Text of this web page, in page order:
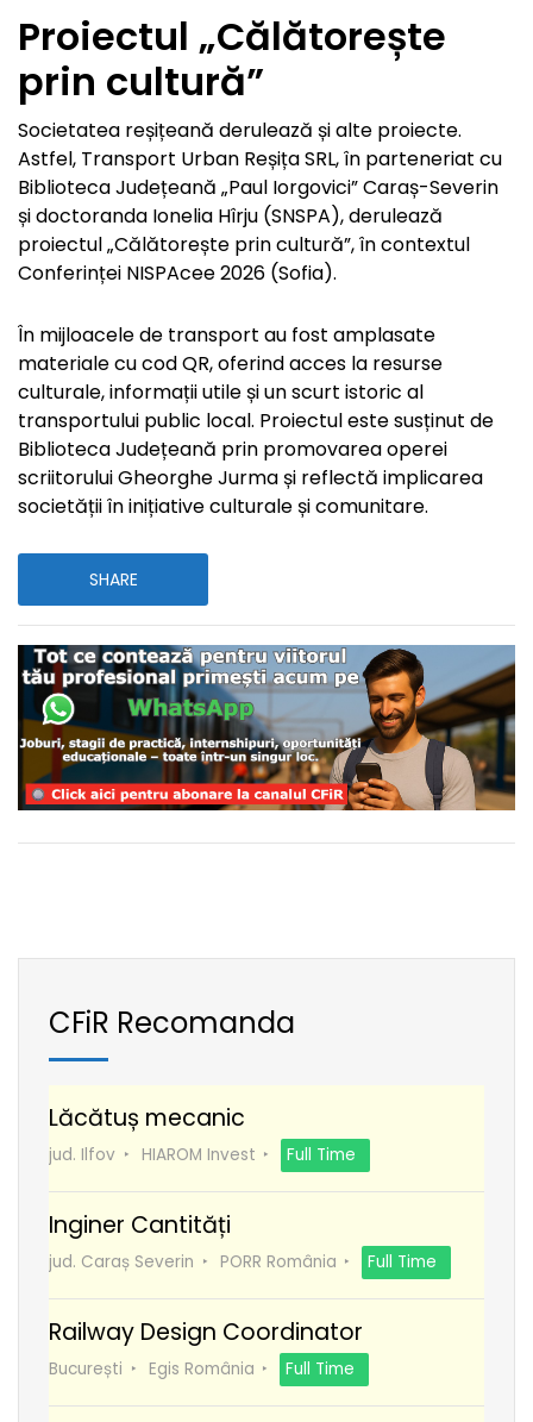
Proiectul „Călătorește
prin cultură”
Societatea reșițeană derulează și alte proiecte.
Astfel, Transport Urban Reșița SRL, în parteneriat cu
Biblioteca Județeană „Paul Iorgovici” Caraș-Severin
și doctoranda Ionelia Hîrju (SNSPA), derulează
proiectul „Călătorește prin cultură”, în contextul
Conferinței NISPAcee 2026 (Sofia).
În mijloacele de transport au fost amplasate
materiale cu cod QR, oferind acces la resurse
culturale, informații utile și un scurt istoric al
transportului public local. Proiectul este susținut de
Biblioteca Județeană prin promovarea operei
scriitorului Gheorghe Jurma și reflectă implicarea
societății în inițiative culturale și comunitare.
SHARE
CFiR Recomanda
Lăcătuș mecanic
jud. Ilfov HIAROM Invest Full Time
Inginer Cantități
jud. Caraș Severin PORR România Full Time
Railway Design Coordinator
București Egis România Full Time